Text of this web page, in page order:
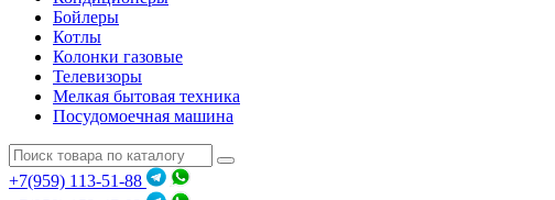
Бойлеры
Котлы
Колонки газовые
Телевизоры
Мелкая бытовая техника
Посудомоечная машина
+7(959) 113-51-88